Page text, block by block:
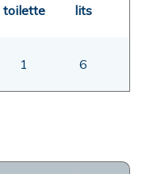
toilette lits
1 6